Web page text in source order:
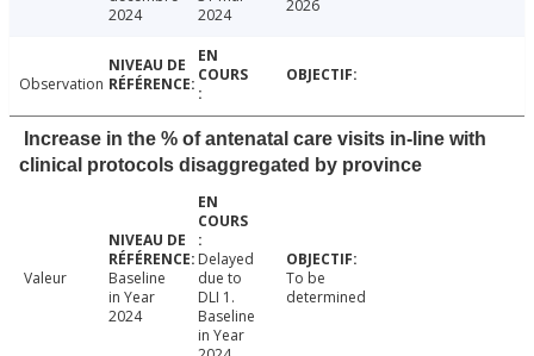
2024
2024
2026
Observation
Increase in the % of antenatal care visits in-line with
clinical protocols disaggregated by province
Valeur
Baseline
in Year
2024
Delayed
due to
DLI 1.
Baseline
in Year
To be
determined